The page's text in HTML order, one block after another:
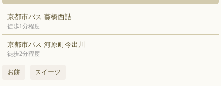
京都市バス 葵橋西詰
徒歩1分程度
京都市バス 河原町今出川
徒歩2分程度
お餅 スイーツ